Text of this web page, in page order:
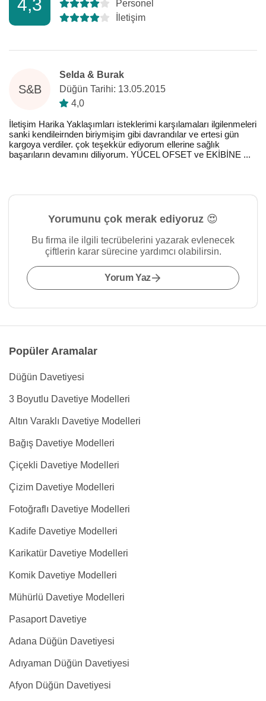
4,3
Personel
İletişim
S&B
Selda & Burak
Düğün Tarihi: 13.05.2015
4,0
İletişim Harika Yaklaşımları isteklerimi karşılamaları ilgilenmeleri
sanki kendileirnden biriymişim gibi davrandılar ve ertesi gün
kargoya verdiler. çok teşekkür ediyorum ellerine sağlık
başarıların devamını diliyorum. YÜCEL OFSET ve EKİBİNE ...
Yorumunu çok merak ediyoruz 😍
Bu firma ile ilgili tecrübelerini yazarak evlenecek
çiftlerin karar sürecine yardımcı olabilirsin.
Yorum Yaz
Popüler Aramalar
Düğün Davetiyesi
3 Boyutlu Davetiye Modelleri
Altın Varaklı Davetiye Modelleri
Bağış Davetiye Modelleri
Çiçekli Davetiye Modelleri
Çizim Davetiye Modelleri
Fotoğraflı Davetiye Modelleri
Kadife Davetiye Modelleri
Karikatür Davetiye Modelleri
Komik Davetiye Modelleri
Mühürlü Davetiye Modelleri
Pasaport Davetiye
Adana Düğün Davetiyesi
Adıyaman Düğün Davetiyesi
Afyon Düğün Davetiyesi